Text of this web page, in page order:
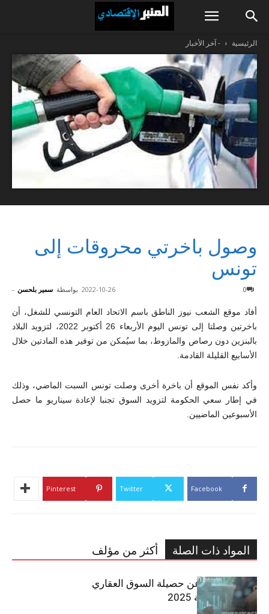
الرئيسية - آخر الأخبار
وصول باخرتي محروقات إلى
تونس
بواسطة سمير بلحسن - 2022-10-26 0
أفاد موقع الشعب نيوز الناطق باسم الاتحاد العام التونسي للشغل، أن
باخرتين وصلتا إلى تونس اليوم الأربعاء 26 أكتوبر 2022، لتزويد البلاد
بالبنزين دون رصاص والمازوط، بما سيُمكن من توفير هذه المادتين خلال
الأسابيع القليلة القادمة.
وأكد نفس الموقع أن باخرة أخرى وصلت تونس السبت الماضي، وذلك
في إطار سعي الحكومة لتزويد السوق تجنبا لإعادة سيناريو ما حصل
الأسبوعين الماضيين.
Facebook
Twitter
Pinterest
المواد ذات الصلة أكثر من مؤلف
مبوب تكشف عن حصيلة السوق العقاري
في تونس لسنة 2025